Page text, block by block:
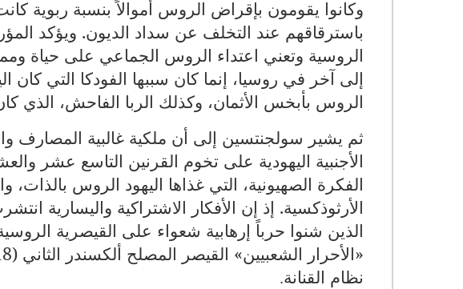
باسترقاقهم عند التخلف عن سداد الديون. ويؤكد
الروسية وتعني اعتداء الروس الجماعي على حياة
إلى آخر في روسيا، إنما كان سببها الفودكا التي كان
الروس بأبخس الأثمان، وكذلك الربا الفاحش، الذي
ثم يشير سولجنتسين إلى أن ملكية غالبية المصارف
الأجنبية اليهودية على تخوم القرنين التاسع عشر
الفكرة الصهيونية، التي غذاها اليهود الروس بالذات،
الأرثوذكسية. إذ إن الأفكار الاشتراكية واليسارية
الذين شنوا حرباً إرهابية شعواء على القيصرية
نظام القنانة.